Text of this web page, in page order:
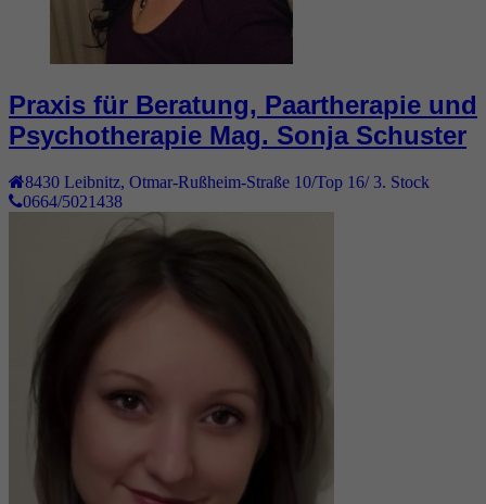
Praxis für Beratung, Paartherapie und
Psychotherapie Mag. Sonja Schuster
8430 Leibnitz Otmar-Rußheim-Straße 10/Top 16/ 3. Stock
0664/5021438